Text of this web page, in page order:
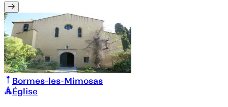
Bormes-les-Mimosas
Église